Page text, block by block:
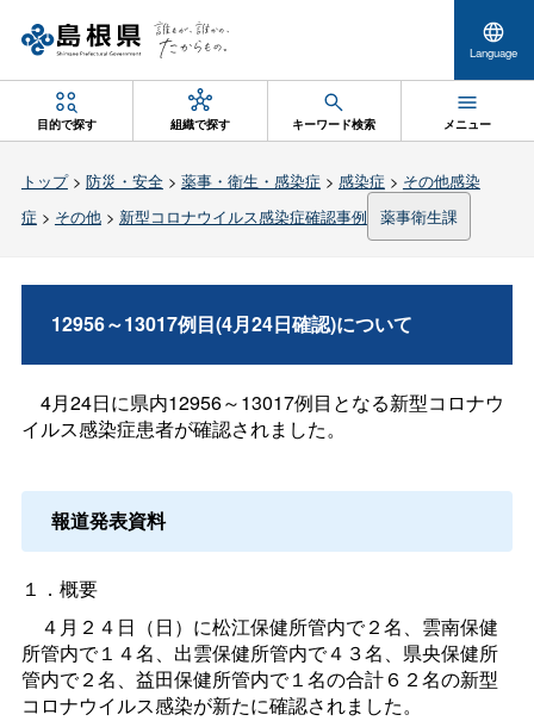
Language
目的で探す 組織で探す キーワード検索 メニュー
トップ> 防災・安全> 薬事・衛生・感染症 > 感染症 > その他感染
症 > その他> 新型コロナウイルス感染症確認事例 薬事衛生課
12956～13017例目(4月24日確認)について
4月24日に県内12956～13017例目となる新型コロナウ
イルス感染症患者が確認されました。
報道発表資料
１．概要
４月２４日（日）に松江保健所管内で２名、雲南保健
所管内で１４名、出雲保健所管内で４３名、県央保健所
管内で２名、益田保健所管内で１名の合計６２名の新型
コロナウイルス感染が新たに確認されました。